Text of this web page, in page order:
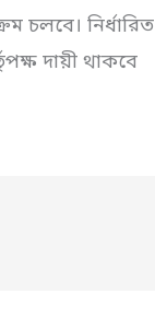
চলবে। নির্ধারিত
দায়ী থাকবে